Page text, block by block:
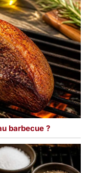
barbecue ?